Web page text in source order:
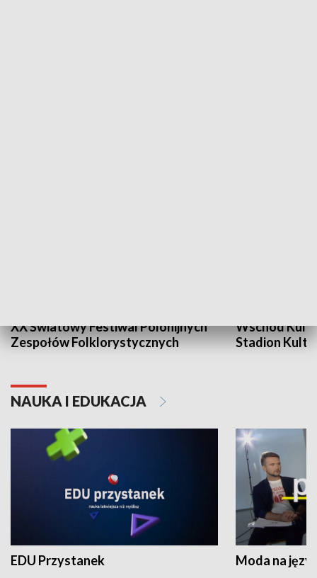
XX Światowy Festiwal Polonijnych
Zespołów Folklorystycznych
Wschód
Stadion
NAUKA I EDUKACJA
EDU Przystanek Moda na